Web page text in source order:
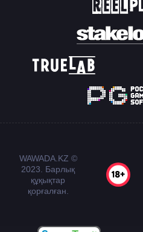
WAWADA.KZ ©
2023. Барлық
құқықтар
қорғалған.